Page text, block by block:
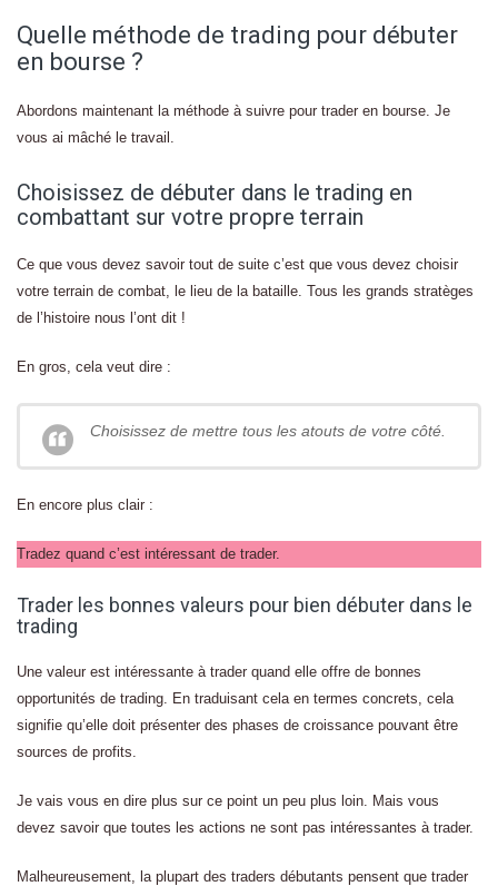
Quelle méthode de trading pour débuter
en bourse ?
Abordons maintenant la méthode à suivre pour trader en bourse. Je
vous ai mâché le travail.
Choisissez de débuter dans le trading en
combattant sur votre propre terrain
Ce que vous devez savoir tout de suite c’est que vous devez choisir
votre terrain de combat, le lieu de la bataille. Tous les grands stratèges
de l’histoire nous l’ont dit !
En gros, cela veut dire :
Choisissez de mettre tous les atouts de votre côté.
En encore plus clair :
Tradez quand c’est intéressant de trader.
Trader les bonnes valeurs pour bien débuter dans le
trading
Une valeur est intéressante à trader quand elle offre de bonnes
opportunités de trading. En traduisant cela en termes concrets, cela
signifie qu’elle doit présenter des phases de croissance pouvant être
sources de profits.
Je vais vous en dire plus sur ce point un peu plus loin. Mais vous
devez savoir que toutes les actions ne sont pas intéressantes à trader.
Malheureusement, la plupart des traders débutants pensent que trader